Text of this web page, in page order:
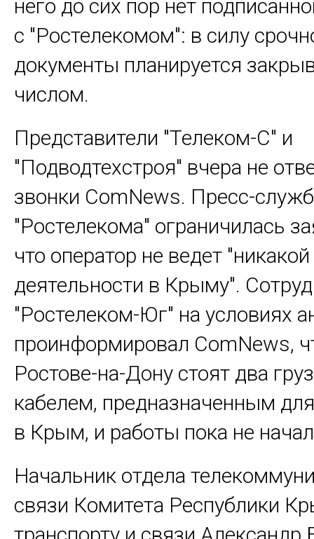
него до сих пор нет
с "Ростелекомом": в силу
документы планируется
числом.
Представители "Телеком-С" и
"Подводтехстроя" вчера не
звонки ComNews. Пресс-
"Ростелекома" ограничилась
что оператор не ведет "никакой
деятельности в Крыму".
"Ростелеком-Юг" на условиях
проинформировал ComNews,
Ростове-на-Дону стоят два
кабелем, предназначенным
в Крым, и работы пока не
Начальник отдела
связи Комитета Республики